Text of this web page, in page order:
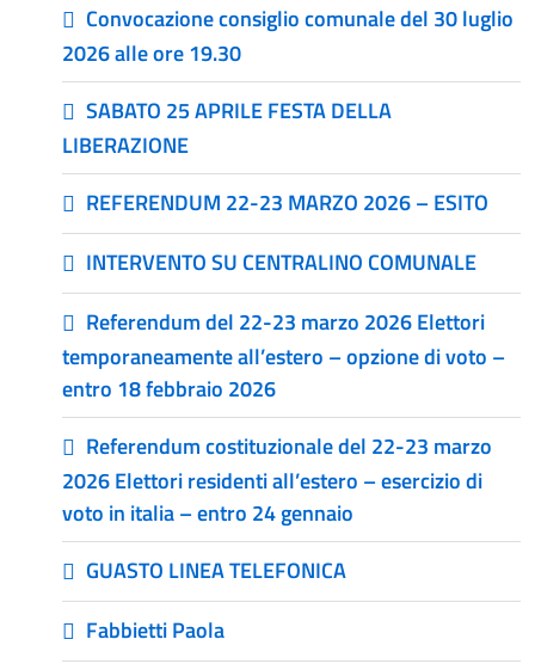
Convocazione consiglio comunale del 30 luglio
2026 alle ore 19.30
SABATO 25 APRILE FESTA DELLA
LIBERAZIONE
REFERENDUM 22-23 MARZO 2026 – ESITO
INTERVENTO SU CENTRALINO COMUNALE
Referendum del 22-23 marzo 2026 Elettori
temporaneamente all’estero – opzione di voto –
entro 18 febbraio 2026
Referendum costituzionale del 22-23 marzo
2026 Elettori residenti all’estero – esercizio di
voto in italia – entro 24 gennaio
GUASTO LINEA TELEFONICA
Fabbietti Paola